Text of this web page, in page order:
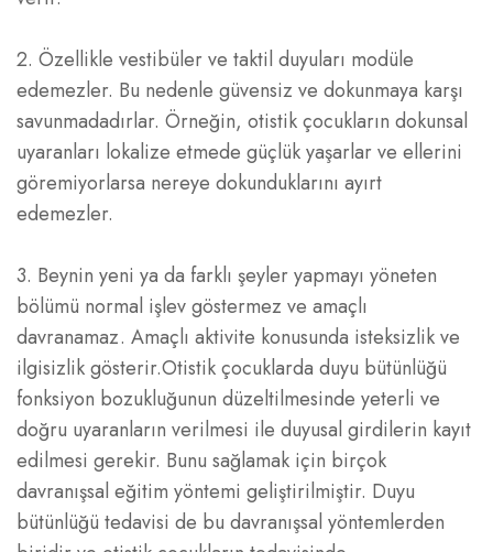
2. Özellikle vestibüler ve taktil duyuları modüle
edemezler. Bu nedenle güvensiz ve dokunmaya karşı
savunmadadırlar. Örneğin, otistik çocukların dokunsal
uyaranları lokalize etmede güçlük yaşarlar ve ellerini
göremiyorlarsa nereye dokunduklarını ayırt
edemezler.
3. Beynin yeni ya da farklı şeyler yapmayı yöneten
bölümü normal işlev göstermez ve amaçlı
davranamaz. Amaçlı aktivite konusunda isteksizlik ve
ilgisizlik gösterir.Otistik çocuklarda duyu bütünlüğü
fonksiyon bozukluğunun düzeltilmesinde yeterli ve
doğru uyaranların verilmesi ile duyusal girdilerin kayıt
edilmesi gerekir. Bunu sağlamak için birçok
davranışsal eğitim yöntemi geliştirilmiştir. Duyu
bütünlüğü tedavisi de bu davranışsal yöntemlerden